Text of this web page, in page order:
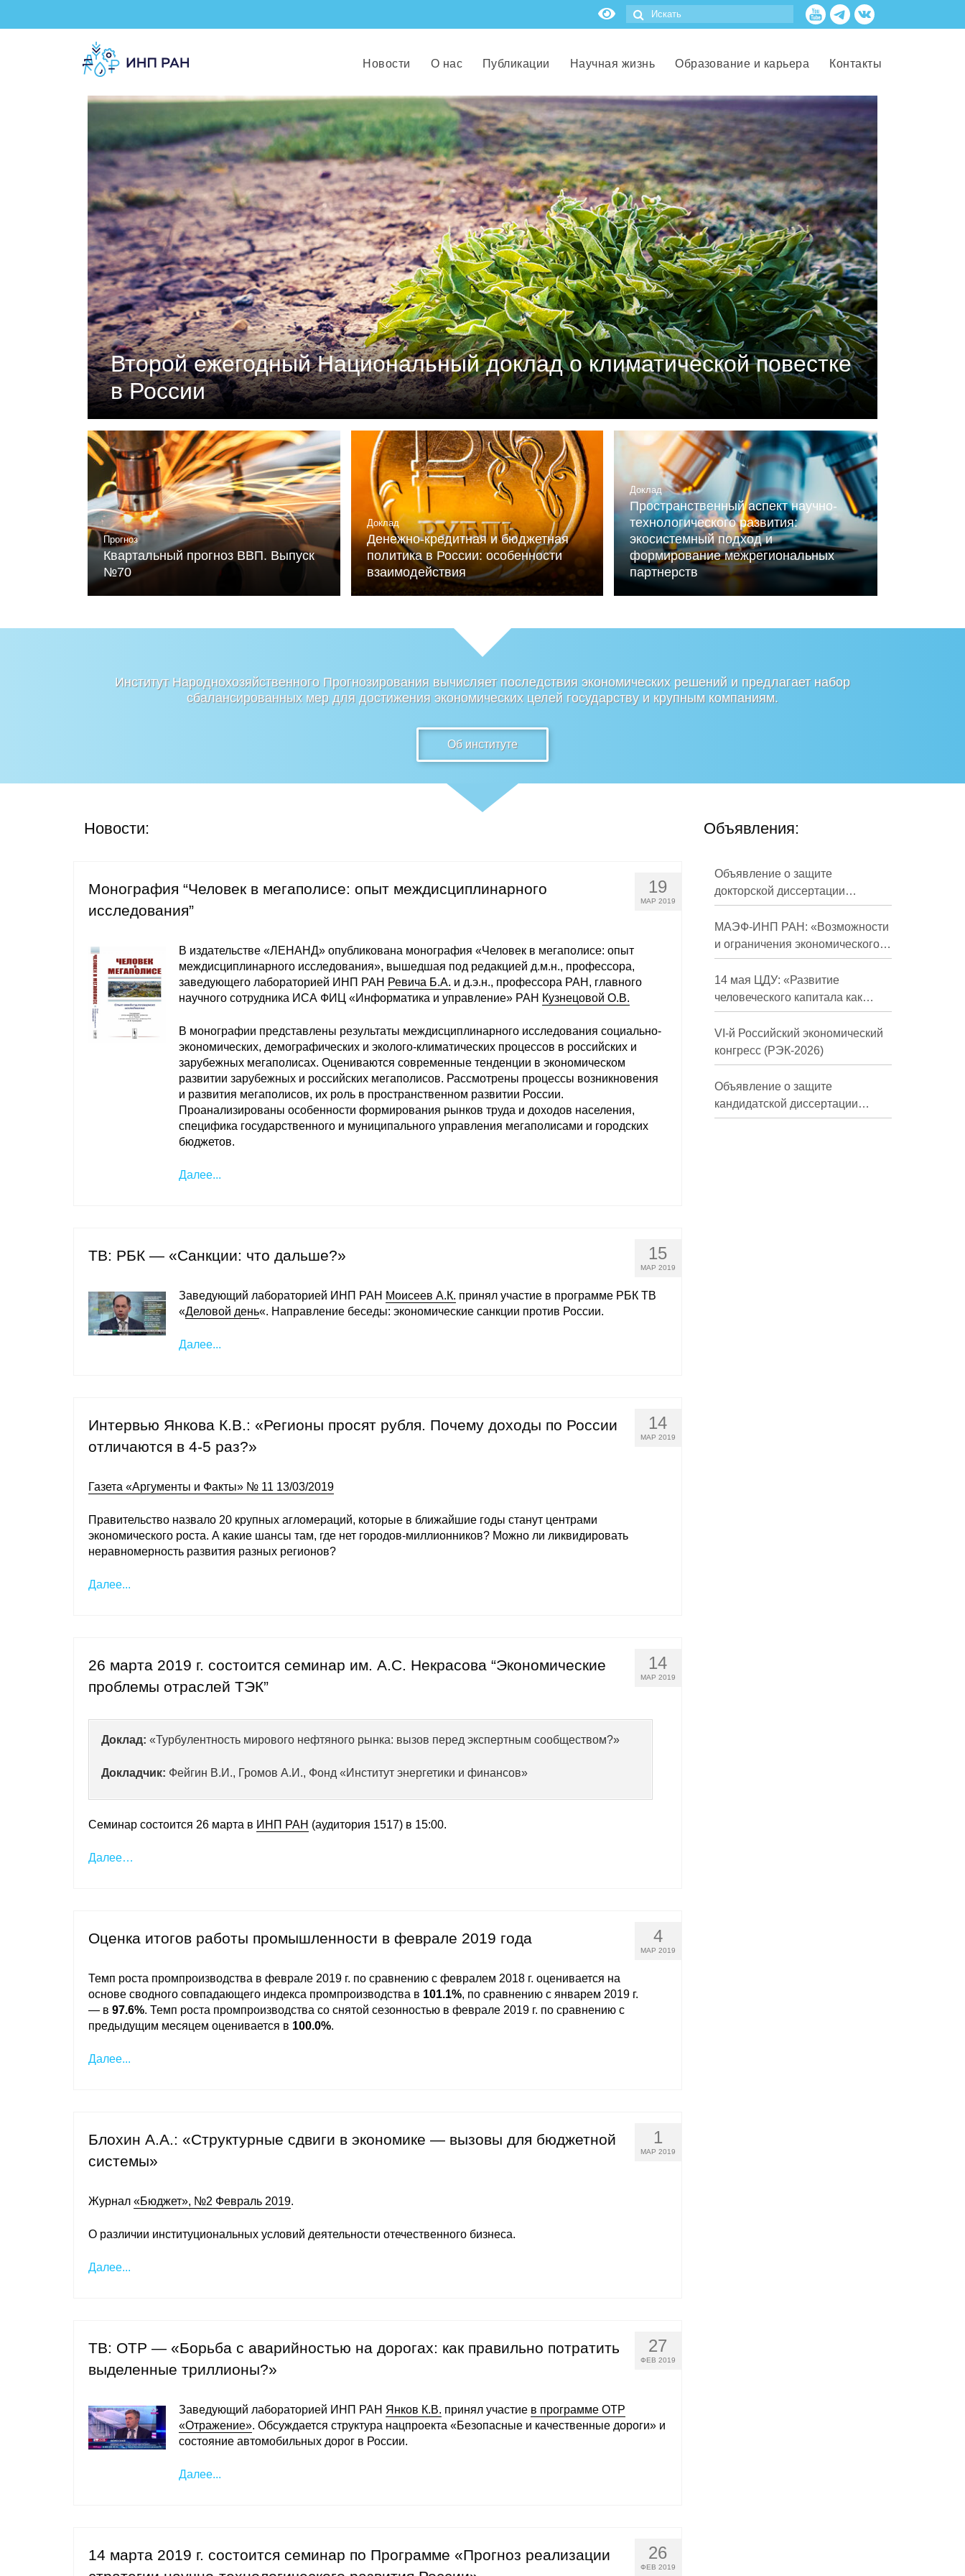
Новости О нас Публикации Научная жизнь Образование и карьера Контакты
Второй ежегодный Национальный доклад о климатической повестке
в России
Документ подготовлен Российским союзом промышленников и предпринимателей (РСПП) совместно с центром
«Климатическая политика и экономика России» (при ИНП РАН) при участии Национального Альянса по вопросам
устойчивого развития и Фонда Мельниченко.
Читать
Прогноз
Квартальный прогноз ВВП. Выпуск
№70
Доклад
Денежно-кредитная и бюджетная
политика в России: особенности
взаимодействия
Доклад
Пространственный аспект научно-
технологического развития:
экосистемный подход и
формирование межрегиональных
партнерств
Институт Народнохозяйственного Прогнозирования вычисляет последствия экономических решений и предлагает набор
сбалансированных мер для достижения экономических целей государству и крупным компаниям.
Об институте
Новости:
19
МАР 2019
Монография “Человек в мегаполисе: опыт междисциплинарного
исследования”
В издательстве «ЛЕНАНД» опубликована монография «Человек в мегаполисе: опыт
междисциплинарного исследования», вышедшая под редакцией д.м.н., профессора,
заведующего лабораторией ИНП РАН Ревича Б.А. и д.э.н., профессора РАН, главного
научного сотрудника ИСА ФИЦ «Информатика и управление» РАН Кузнецовой О.В.
В монографии представлены результаты междисциплинарного исследования социально-
экономических, демографических и эколого-климатических процессов в российских и
зарубежных мегаполисах. Оцениваются современные тенденции в экономическом
развитии зарубежных и российских мегаполисов. Рассмотрены процессы возникновения
и развития мегаполисов, их роль в пространственном развитии России.
Проанализированы особенности формирования рынков труда и доходов населения,
специфика государственного и муниципального управления мегаполисами и городских
бюджетов.
Далее...
15
МАР 2019
ТВ: РБК — «Санкции: что дальше?»
Заведующий лабораторией ИНП РАН Моисеев А.К. принял участие в программе РБК ТВ
«Деловой день«. Направление беседы: экономические санкции против России.
Далее...
14
МАР 2019
Интервью Янкова К.В.: «Регионы просят рубля. Почему доходы по России
отличаются в 4-5 раз?»
Газета «Аргументы и Факты» № 11 13/03/2019
Правительство назвало 20 крупных агломераций, которые в ближайшие годы станут центрами
экономического роста. А какие шансы там, где нет городов-миллионников? Можно ли ликвидировать
неравномерность развития разных регионов?
Далее...
14
МАР 2019
26 марта 2019 г. состоится семинар им. А.С. Некрасова “Экономические
проблемы отраслей ТЭК”
Доклад: «Турбулентность мирового нефтяного рынка: вызов перед экспертным сообществом?»
Докладчик: Фейгин В.И., Громов А.И., Фонд «Институт энергетики и финансов»
Семинар состоится 26 марта в ИНП РАН (аудитория 1517) в 15:00.
Далее…
4
МАР 2019
Оценка итогов работы промышленности в феврале 2019 года
Темп роста промпроизводства в феврале 2019 г. по сравнению с февралем 2018 г. оценивается на
основе сводного совпадающего индекса промпроизводства в 101.1%, по сравнению с январем 2019 г.
— в 97.6%. Темп роста промпроизводства со снятой сезонностью в феврале 2019 г. по сравнению с
предыдущим месяцем оценивается в 100.0%.
Далее...
1
МАР 2019
Блохин А.А.: «Структурные сдвиги в экономике — вызовы для бюджетной
системы»
Журнал «Бюджет», №2 Февраль 2019.
О различии институциональных условий деятельности отечественного бизнеса.
Далее...
27
ФЕВ 2019
ТВ: ОТР — «Борьба с аварийностью на дорогах: как правильно потратить
выделенные триллионы?»
Заведующий лабораторией ИНП РАН Янков К.В. принял участие в программе ОТР
«Отражение». Обсуждается структура нацпроекта «Безопасные и качественные дороги» и
состояние автомобильных дорог в России.
Далее...
26
ФЕВ 2019
14 марта 2019 г. состоится семинар по Программе «Прогноз реализации
Объявления:
Объявление о защите
докторской диссертации
Кузнецова Михаила
Евгеньевича
МАЭФ-ИНП РАН: «Возможности
и ограничения экономического
развития России в средне- и
долгосрочной перспективе»
14 мая ЦДУ: «Развитие
человеческого капитала как
фактор экономического роста»
VI-й Российский экономический
конгресс (РЭК-2026)
Объявление о защите
кандидатской диссертации
Трындиной Николь Сергеевны